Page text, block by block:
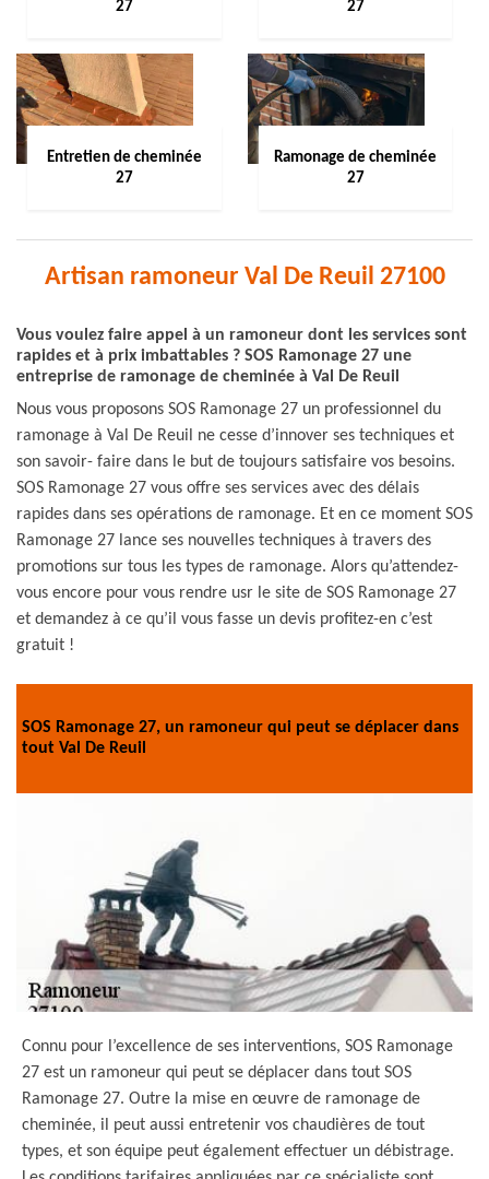
27
27
Entretien de cheminée
27
Ramonage de cheminée
27
Artisan ramoneur Val De Reuil 27100
Vous voulez faire appel à un ramoneur dont les services sont
rapides et à prix imbattables ? SOS Ramonage 27 une
entreprise de ramonage de cheminée à Val De Reuil
Nous vous proposons SOS Ramonage 27 un professionnel du
ramonage à Val De Reuil ne cesse d’innover ses techniques et
son savoir- faire dans le but de toujours satisfaire vos besoins.
SOS Ramonage 27 vous offre ses services avec des délais
rapides dans ses opérations de ramonage. Et en ce moment SOS
Ramonage 27 lance ses nouvelles techniques à travers des
promotions sur tous les types de ramonage. Alors qu’attendez-
vous encore pour vous rendre usr le site de SOS Ramonage 27
et demandez à ce qu’il vous fasse un devis profitez-en c’est
gratuit !
SOS Ramonage 27, un ramoneur qui peut se déplacer dans
tout Val De Reuil
Connu pour l’excellence de ses interventions, SOS Ramonage
27 est un ramoneur qui peut se déplacer dans tout SOS
Ramonage 27. Outre la mise en œuvre de ramonage de
cheminée, il peut aussi entretenir vos chaudières de tout
types, et son équipe peut également effectuer un débistrage.